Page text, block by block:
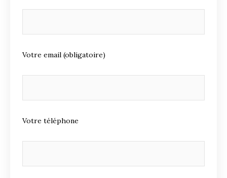
Votre email (obligatoire)
Votre téléphone